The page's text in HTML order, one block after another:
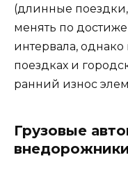
(длинные
менять по
интервала, однако
поездках и
ранний износ
Грузовые